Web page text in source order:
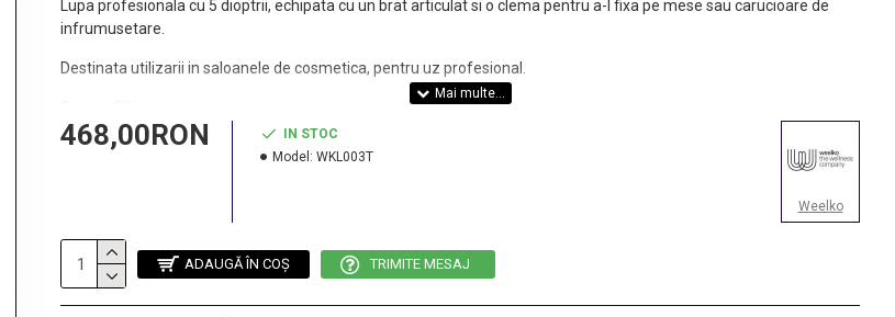
Lupa profesionala cu 5 dioptrii, echipata cu un brat articulat si o clema pentru a-l fixa pe mese sau carucioare de
infrumusetare.
Destinata utilizarii in saloanele de cosmetica, pentru uz profesional.
468,00RON
IN STOC
Model: WKL003T
Weelko
ADAUGĂ ÎN COŞ TRIMITE MESAJ